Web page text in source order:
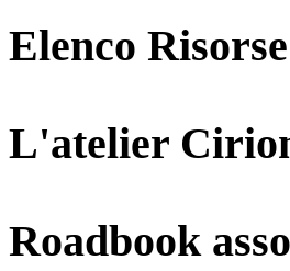
Elenco
L'atelier
Roadbook